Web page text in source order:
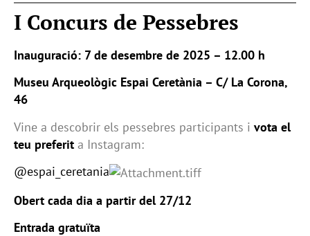
I Concurs de Pessebres
Inauguració: 7 de desembre de 2025 – 12.00 h
Museu Arqueològic Espai Ceretània – C/ La Corona,
46
Vine a descobrir els pessebres participants i vota el
teu preferit a Instagram:
@espai_ceretania
Obert cada dia a partir del 27/12
Entrada gratuïta